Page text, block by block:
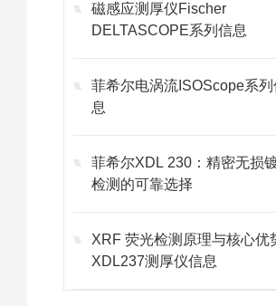
磁感应测厚仪Fischer
DELTASCOPE系列信息
菲希尔电涡流ISOScope系列
息
菲希尔XDL 230：精密无损
检测的可靠选择
XRF 荧光检测原理与核心优
XDL237测厚仪信息